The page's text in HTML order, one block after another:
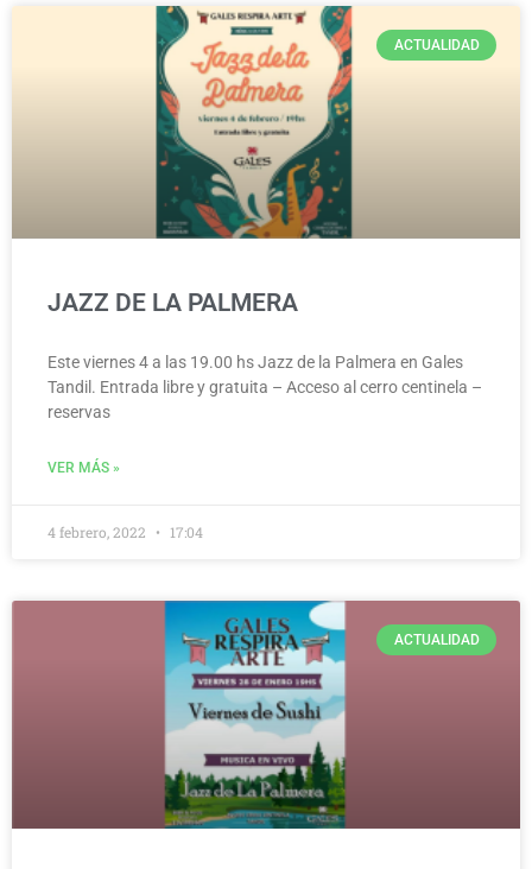
ACTUALIDAD
JAZZ DE LA PALMERA
Este viernes 4 a las 19.00 hs Jazz de la Palmera en Gales
Tandil. Entrada libre y gratuita – Acceso al cerro centinela –
reservas
VER MÁS »
4 febrero, 2022 17:04
ACTUALIDAD